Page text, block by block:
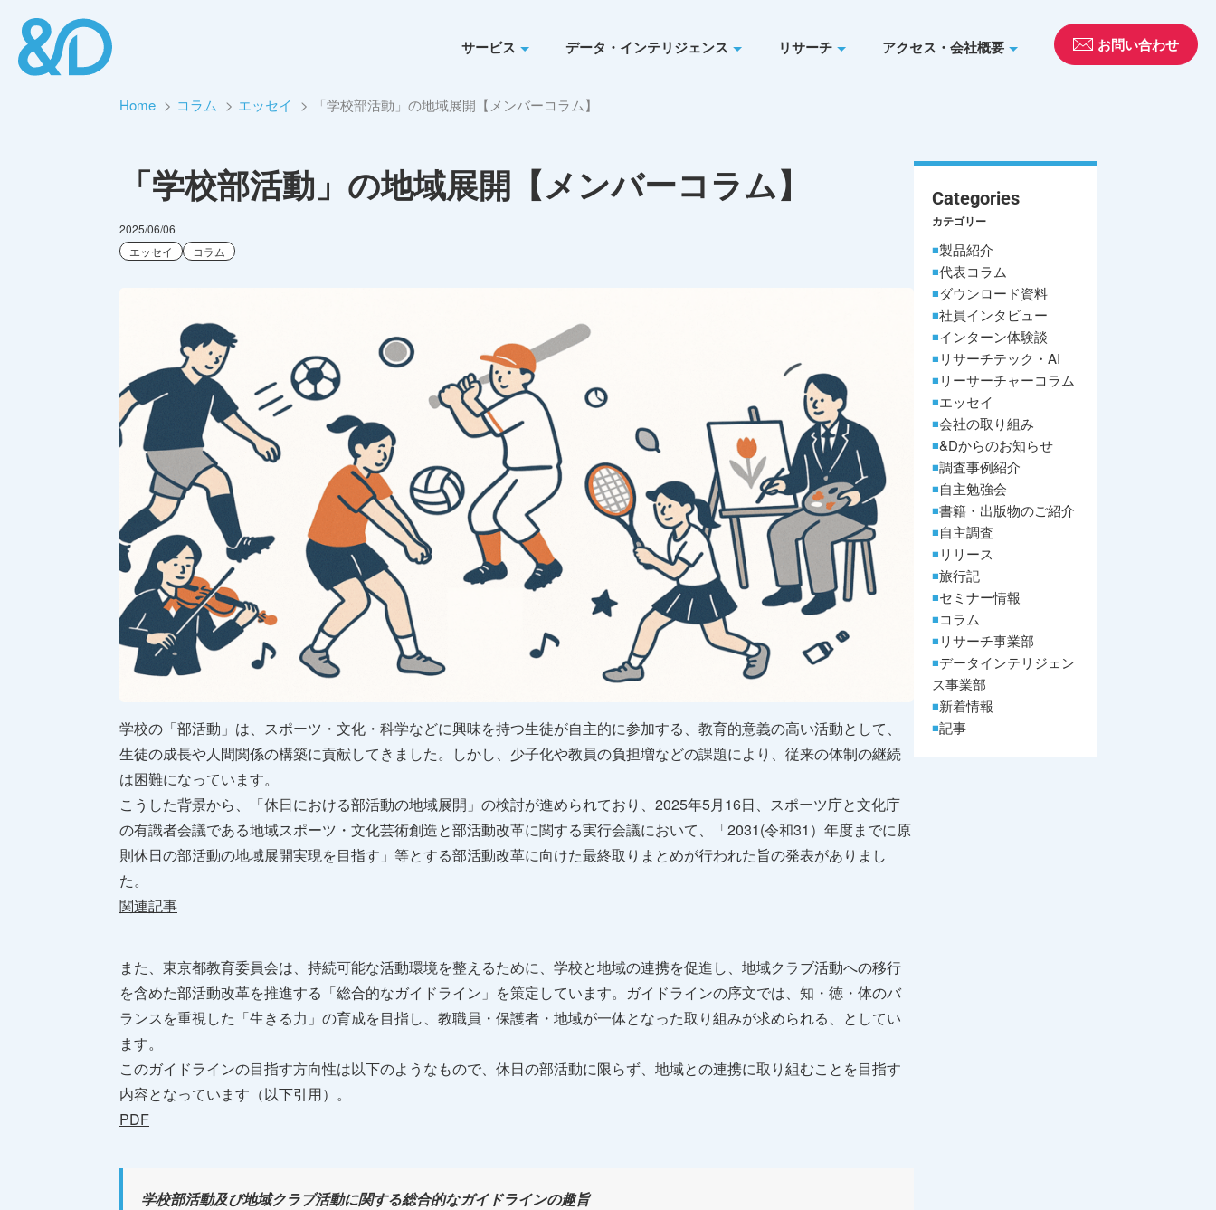
サービス データ・インテリジェンス リサーチ アクセス・会社概要 お問い合わせ
Home コラム エッセイ 「学校部活動」の地域展開【メンバーコラム】
「学校部活動」の地域展開【メンバーコラム】
2025/06/06
エッセイ
コラム
学校の「部活動」は、スポーツ・文化・科学などに興味を持つ生徒が自主的に参加する、教育的意義の高い活動として、
生徒の成長や人間関係の構築に貢献してきました。しかし、少子化や教員の負担増などの課題により、従来の体制の継続
は困難になっています。
こうした背景から、「休日における部活動の地域展開」の検討が進められており、2025年5月16日、スポーツ庁と文化庁
の有識者会議である地域スポーツ・文化芸術創造と部活動改革に関する実行会議において、「2031(令和31）年度までに原
則休日の部活動の地域展開実現を目指す」等とする部活動改革に向けた最終取りまとめが行われた旨の発表がありまし
た。
関連記事
また、東京都教育委員会は、持続可能な活動環境を整えるために、学校と地域の連携を促進し、地域クラブ活動への移行
を含めた部活動改革を推進する「総合的なガイドライン」を策定しています。ガイドラインの序文では、知・徳・体のバ
ランスを重視した「生きる力」の育成を目指し、教職員・保護者・地域が一体となった取り組みが求められる、としてい
ます。
このガイドラインの目指す方向性は以下のようなもので、休日の部活動に限らず、地域との連携に取り組むことを目指す
内容となっています（以下引用）。
PDF
学校部活動及び地域クラブ活動に関する総合的なガイドラインの趣旨
Categories
カテゴリー
製品紹介
代表コラム
ダウンロード資料
社員インタビュー
インターン体験談
リサーチテック・AI
リーサーチャーコラム
エッセイ
会社の取り組み
&Dからのお知らせ
調査事例紹介
自主勉強会
書籍・出版物のご紹介
自主調査
リリース
旅行記
セミナー情報
コラム
リサーチ事業部
データインテリジェン
ス事業部
新着情報
記事